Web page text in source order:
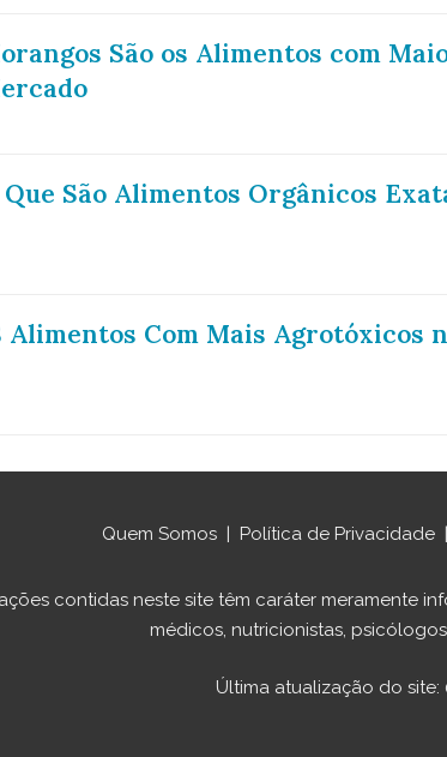
São os Alimentos com
Que São Alimentos Orgânicos
Alimentos Com Mais Agrotóxicos
Quem Somos| Política de Privacidade|
contidas neste site têm caráter meramente
médicos, nutricionistas,
Última atualização do